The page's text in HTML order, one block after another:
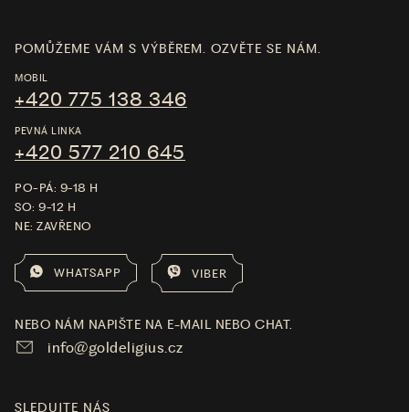
POMŮŽEME VÁM S VÝBĚREM. OZVĚTE SE NÁM.
MOBIL
+420 775 138 346
PEVNÁ LINKA
+420 577 210 645
PO-PÁ: 9-18 H
SO: 9-12 H
NE: ZAVŘENO
WHATSAPP VIBER
NEBO NÁM NAPIŠTE NA E-MAIL NEBO CHAT.
info@goldeligius.cz
SLEDUJTE NÁS